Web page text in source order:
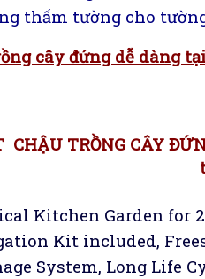
thấm tường cho
cây đứng dễ dàng
CHẬU TRỒNG CÂY
Kitchen Garden for
Kit included,
System, Long Life